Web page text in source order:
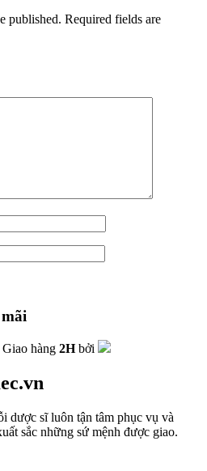
published. Required fields are
Giao hàng 2Hbởi
dược sĩ luôn tận tâm phục vụ và
sắc những sứ mệnh được giao.